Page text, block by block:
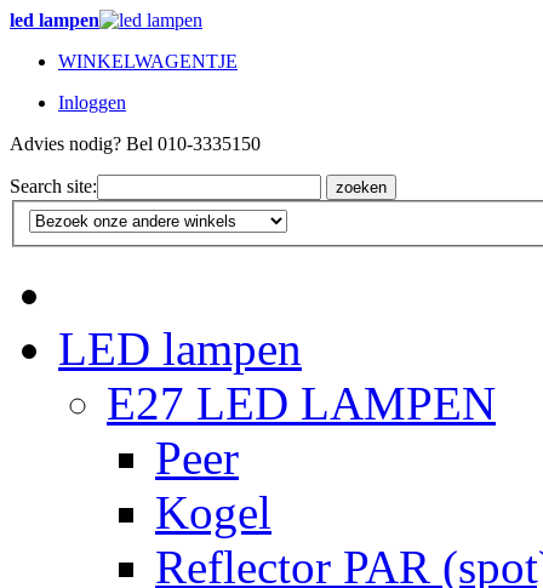
led lampen
WINKELWAGENTJE
Inloggen
Advies nodig? Bel 010-3335150
Search site: zoeken
LED lampen
E27 LED LAMPEN
Peer
Kogel
Reflector PAR